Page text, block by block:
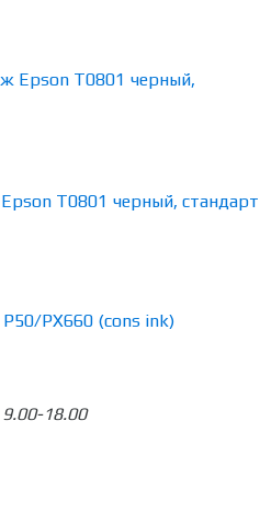
T0801 черный,
18.00